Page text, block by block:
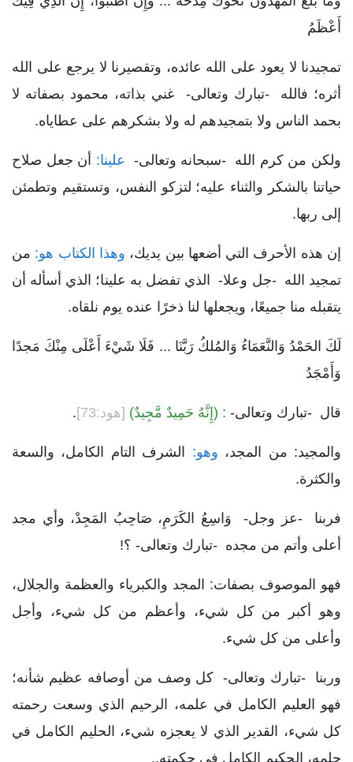
أَعْظَمُ
تمجيدنا لا يعود على الله عائده، وتقصيرنا لا يرجع على الله
أثره؛ فالله -تبارك وتعالى- غني بذاته، محمود بصفاته لا
بحمد الناس ولا بتمجيدهم له ولا بشكرهم على عطاياه.
ولكن من كرم الله -سبحانه وتعالى- علينا: أن جعل صلاح
حياتنا بالشكر والثناء عليه؛ لتزكو النفس، وتستقيم وتطمئن
إلى ربها.
إن هذه الأحرف التي أضعها بين يديك، وهذا الكتاب هو: من
تمجيد الله -جل وعلا- الذي تفضل به علينا؛ الذي أسأله أن
يتقبله منا جميعًا، ويجعلها لنا ذخرًا عنده يوم نلقاه.
لَكَ الحَمْدُ وَالنَّعَمَاءُ وَالمُلكُ رَبَّنَا ... فَلَا شَيْءَ أَعْلَى مِنْكَ مَجدًا
وَأَمْجَدُ
قال -تبارك وتعالى- : (إِنَّهُ حَمِيدٌ مَّجِيدٌ) [هود:73] .
والمجيد: من المجد، وهو: الشرف التام الكامل، والسعة
والكثرة.
فربنا -عز وجل- وَاسِعُ الكَرَمِ، صَاحِبُ المَجِدْ، وأي مجد
أعلى وأتم من مجده -تبارك وتعالى- ؟!
فهو الموصوف بصفات: المجد والكبرياء والعظمة والجلال،
وهو أكبر من كل شيء، وأعظم من كل شيء، وأجل
وأعلى من كل شيء.
وربنا -تبارك وتعالى- كل وصف من أوصافه عظيم شأنه؛
فهو العليم الكامل في علمه، الرحيم الذي وسعت رحمته
كل شيء، القدير الذي لا يعجزه شيء، الحليم الكامل في
حلمه، الحكيم الكامل في حكمته..